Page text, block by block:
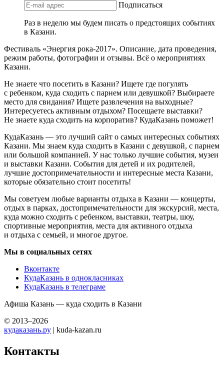
Подписаться
Раз в неделю мы будем писать о предстоящих событиях
в Казани.
Фестиваль «Энергия рока-2017». Описание, дата проведения,
режим работы, фотографии и отзывы. Всё о мероприятиях
Казани.
Не знаете что посетить в Казани? Ищете где погулять
с ребенком, куда сходить с парнем или девушкой? Выбираете
место для свидания? Ищете развлечения на выходные?
Интересуетесь активным отдыхом? Посещаете выставки?
Не знаете куда сходить на корпоратив? КудаКазань поможет!
КудаКазань — это лучший сайт о самых интересных событиях
Казани. Мы знаем куда сходить в Казани с девушкой, с парнем
или большой компанией. У нас только лучшие события, музеи
и выставки Казани. События для детей и их родителей,
лучшие достопримечательности и интересные места Казани,
которые обязательно стоит посетить!
Мы советуем любые варианты отдыха в Казани — концерты,
отдых в парках, достопримечательности для экскурсий, места,
куда можно сходить с ребенком, выставки, театры, шоу,
спортивные мероприятия, места для активного отдыха
и отдыха с семьей, и многое другое.
Мы в социальных сетях
Вконтакте
КудаКазань в однокласниках
КудаКазань в телеграме
Афиша Казань — куда сходить в Казани
© 2013–2026
кудаказань.ру | kuda-kazan.ru
Контакты